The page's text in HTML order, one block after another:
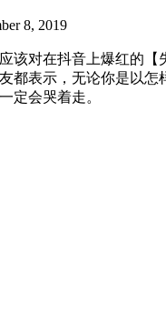
8, 2019
该对在抖音上爆红的【
都表示，无论你是以怎
定会哭着走。